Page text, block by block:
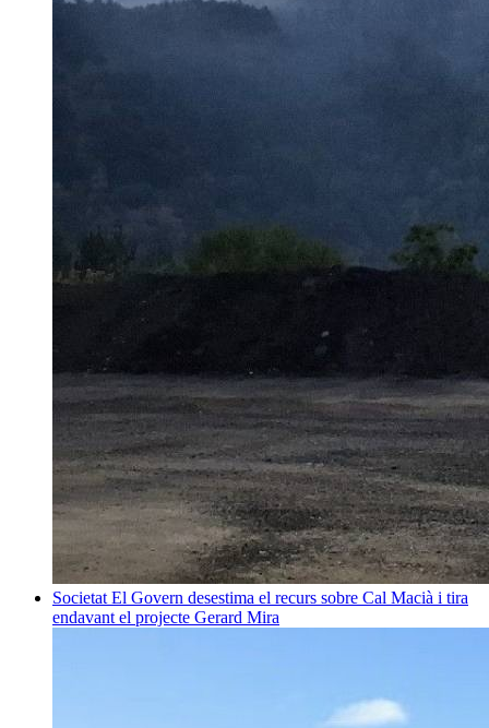
Societat El Govern desestima el recurs sobre Cal Macià i tira
endavant el projecte Gerard Mira